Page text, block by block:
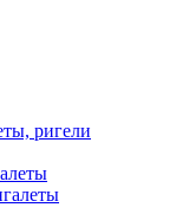
ригели